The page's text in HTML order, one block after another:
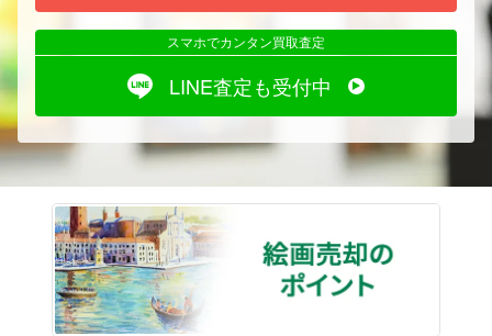
スマホでカンタン買取査定
LINE査定も受付中